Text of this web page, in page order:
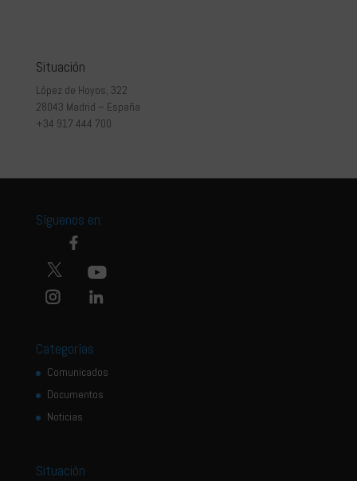
Situación
López de Hoyos, 322
28043 Madrid – España
+34 917 444 700
Síguenos en:
Categorías
Comunicados
Documentos
Noticias
Situación